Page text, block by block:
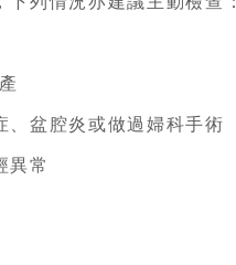
盆腔炎或做過婦科手術
常